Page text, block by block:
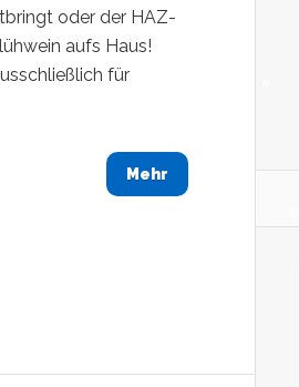
oder der HAZ-
aufs Haus!
für
Mehr